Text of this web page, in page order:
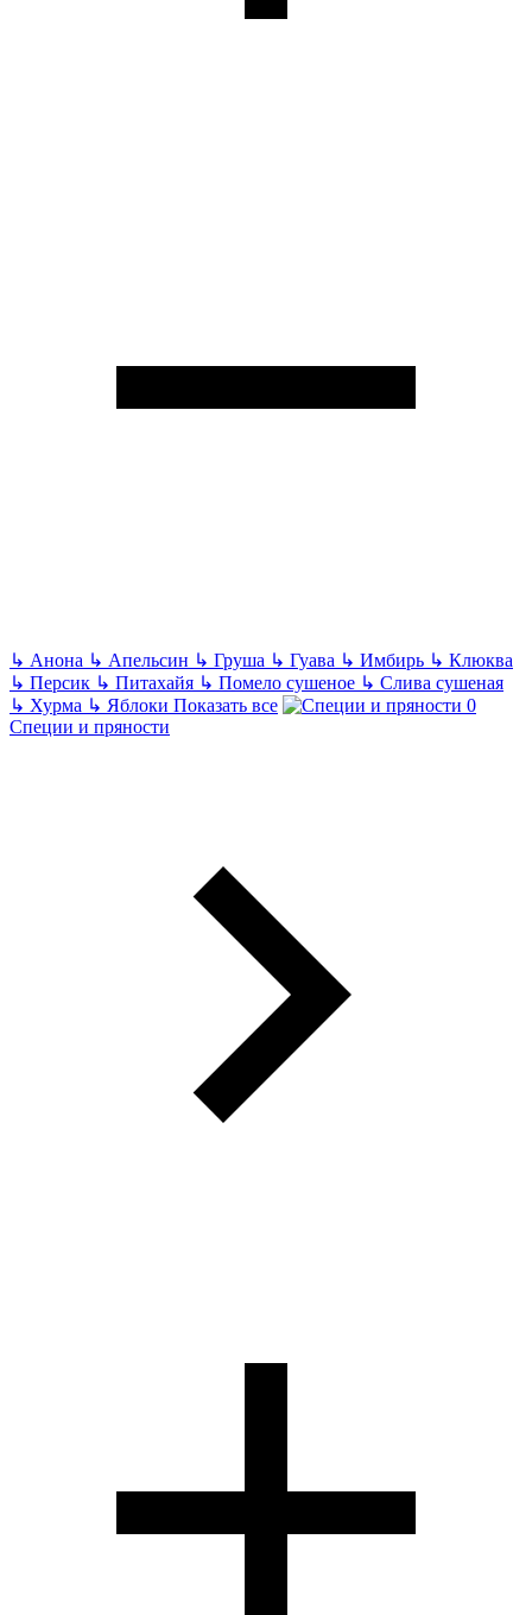
↳ Анона ↳ Апельсин ↳ Груша ↳ Гуава ↳ Имбирь ↳ Клюква
↳ Персик ↳ Питахайя ↳ Помело сушеное ↳ Слива сушеная
↳ Хурма ↳ Яблоки Показать все
Специи и пряности